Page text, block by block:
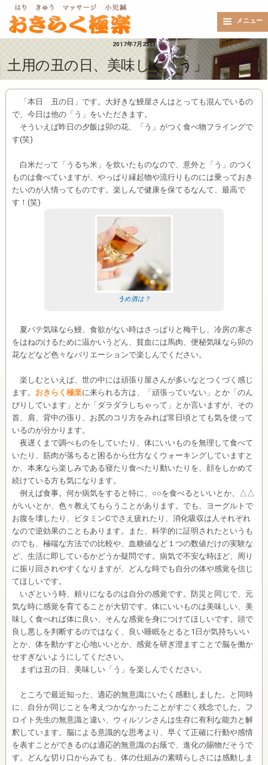
メニュー
2017年7月25日
土用の丑の日、美味しく「う」
「本日 丑の日」です。大好きな鰻屋さんはとっても混んでいるの
で、今日は他の「う」をいただきます。
そういえば昨日の夕飯は卯の花、「う」がつく食べ物フライングで
す(笑)
白米だって「うるち米」を炊いたものなので、意外と「う」のつく
ものは食べていますが、やっぱり縁起物や流行りものには乗っておき
たいのが人情ってものです。楽しんで健康を保てるなんて、最高で
す！(笑)
うめ酒は？
夏バテ気味なら鰻、食欲がない時はさっぱりと梅干し、冷房の寒さ
をはねのけるために温かいうどん、貧血には馬肉、便秘気味なら卯の
花などなど色々なバリエーションで楽しんでください。
楽しむといえば、世の中には頑張り屋さんが多いなとつくづく感じ
ます。 おきらく極楽に来られる方は、「頑張っていない」とか「のん
びりしています」とか「ダラダラしちゃって」とか言いますが、その
首、肩、背中の張り、お尻のコリ方をみれば常日頃とても気を使って
いるのが分かります。
夜遅くまで調べものをしていたり、体にいいものを無理して食べて
いたり、筋肉が落ちると困るから仕方なくウォーキングしていますと
か、本来なら楽しみである寝たり食べたり動いたりを、顔をしかめて
続けている方も気になります。
例えば食事。何か病気をすると特に、○○を食べるといいとか、△△
がいいとか、色々教えてもらうことがあります。でも、ヨーグルトで
お腹を壊したり、ビタミンCでさえ疲れたり、消化吸収は人それぞれ
なので逆効果のこともあります。また、科学的に証明されたというも
のでも、極端な方法での比較や、血糖値など１つの数値だけの実験な
ど、生活に即しているかどうか疑問です。病気で不安な時ほど、周り
に振り回されやすくなりますが、どんな時でも自分の体や感覚を信じ
てほしいです。
いざという時、頼りになるのは自分の感覚です。防災と同じで、元
気な時に感覚を育てることが大切です。体にいいものは美味しい、美
味しく食べれば体に良い、そんな感覚を身につけてほしいです。頭で
良し悪しを判断するのではなく、良い睡眠をとると1日が気持ちいい
とか、体を動かすと心地いいとか、感覚を研ぎ澄ますことで脳を働か
せすぎないようにしてください。
まずは丑の日、美味しい「う」を楽しんでください。
ところで最近知った、適応的無意識にいたく感動しました。と同時
に、自分が同じことを考えつかなかったことがすごく残念でした。フ
ロイト先生の無意識と違い、ウィルソンさんは生存に有利な能力と解
釈しています。脳による意識的な思考より、早くて正確に行動や感情
を表すことができるのは適応的無意識のお蔭で、進化の賜物だそうで
す。どんな切り口からみても、体の仕組みの素晴らしさには感動しま